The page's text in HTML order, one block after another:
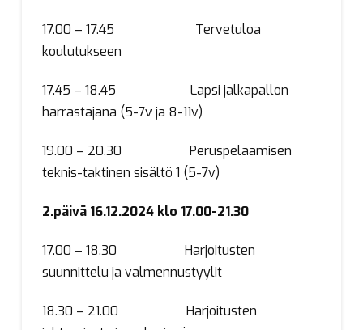
17.00 – 17.45 Tervetuloa
koulutukseen
17.45 – 18.45 Lapsi jalkapallon
harrastajana (5-7v ja 8-11v)
19.00 – 20.30 Peruspelaamisen
teknis-taktinen sisältö 1 (5-7v)
2.päivä 16.12.2024 klo 17.00-21.30
17.00 – 18.30 Harjoitusten
suunnittelu ja valmennustyylit
18.30 – 21.00 Harjoitusten